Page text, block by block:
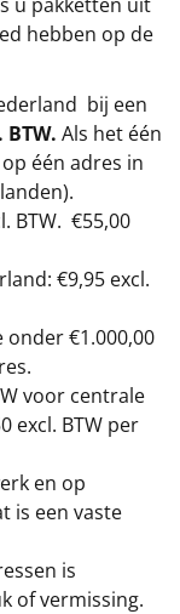
hebben op de
bij een
BTW. Als het één
één adres in
BTW. €55,00
€9,95 excl.
onder €1.000,00
voor centrale
excl. BTW per
en op
is een vaste
is
of vermissing.